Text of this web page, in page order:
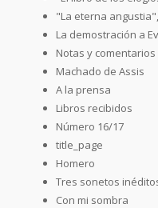
"La eterna
La demostración a
Notas y comentarios
Machado de Assis
A la prensa
Libros recibidos
Número 16/17
title_page
Homero
Tres sonetos
Con mi sombra